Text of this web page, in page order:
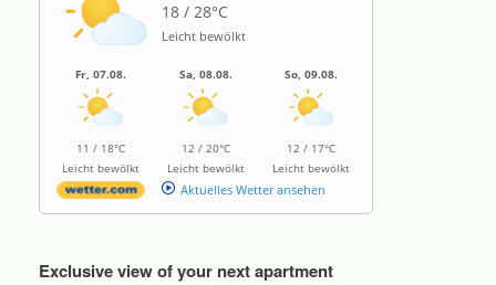
18 / 28°C
Leicht bewölkt
Fr, 07.08.
11 / 18°C
Leicht bewölkt
Sa, 08.08.
12 / 20°C
Leicht bewölkt
So, 09.08.
12 / 17°C
Leicht bewölkt
Aktuelles Wetter ansehen
Exclusive view of your next apartment